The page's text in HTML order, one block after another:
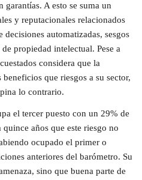
A esto se suma un
y reputacionales relacionados
automatizadas, sesgos
propiedad intelectual. Pese a
considera que la
que riesgos a su sector,
lo contrario.
el tercer puesto con un 29% de
quince años que este riesgo no
ocupado el primer o
anteriores del barómetro. Su
sino que buena parte de